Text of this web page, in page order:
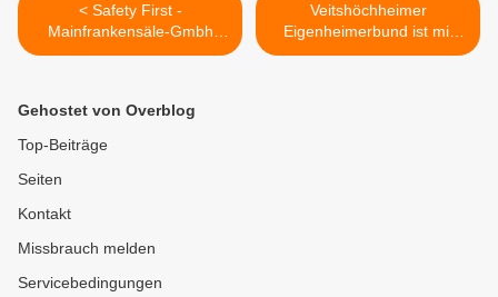
< Safety First -
Mainfrankensäle-Gmbh
trainierte mit potentiellen
Veitshöchheimer
Eigenheimerbund ist mit
820 Mitgliedern in
Gehostet von Overblog
Top-Beiträge
Seiten
Kontakt
Missbrauch melden
Servicebedingungen